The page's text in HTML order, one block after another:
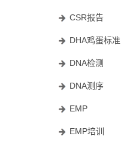
CSR报告
DHA鸡蛋标准
DNA检测
DNA测序
EMP
EMP培训